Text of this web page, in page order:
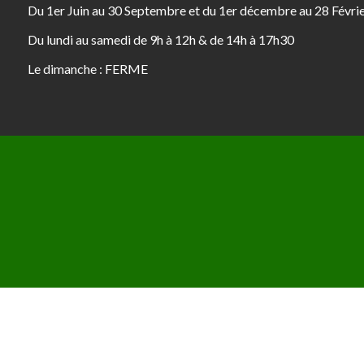
Du 1er Juin au 30 Septembre et du 1er décembre au 28
Du lundi au samedi de 9h à 12h & de 14h à 17h30
Le dimanche : FERME